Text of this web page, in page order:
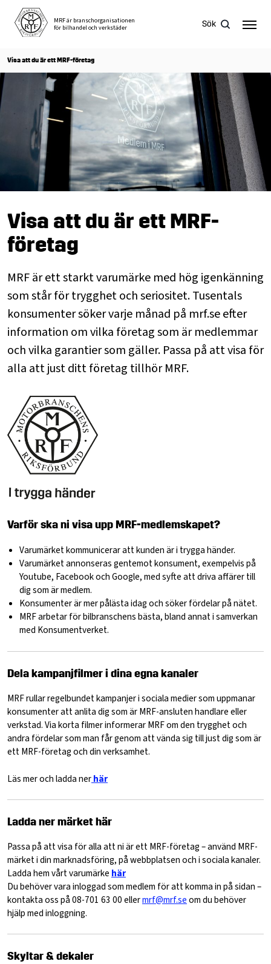
content
MRF är branschorganisationen
för bilhandel och verkstäder
Sök
efter:
Sök
Visa att du är ett MRF-företag
Visa att du är ett MRF-
företag
MRF är ett starkt varumärke med hög igenkänning
som står för trygghet och seriositet. Tusentals
konsumenter söker varje månad på mrf.se efter
information om vilka företag som är medlemmar
och vilka garantier som gäller. Passa på att visa för
alla att just ditt företag tillhör MRF.
Varför ska ni visa upp MRF-medlemskapet?
Varumärket kommunicerar att kunden är i trygga händer.
Varumärket annonseras gentemot konsument, exempelvis på
Youtube, Facebook och Google, med syfte att driva affärer till
dig som är medlem.
Konsumenter är mer pålästa idag och söker fördelar på nätet.
MRF arbetar för bilbranschens bästa, bland annat i samverkan
med Konsumentverket.
Dela kampanjfilmer i dina egna kanaler
MRF rullar regelbundet kampanjer i sociala medier som uppmanar
konsumenter att anlita dig som är MRF-ansluten handlare eller
verkstad. Via korta filmer informerar MRF om den trygghet och
andra fördelar som man får genom att vända sig till just dig som är
ett MRF-företag och din verksamhet.
Läs mer och ladda nerhär
Ladda ner märket här
Passa på att visa för alla att ni är ett MRF-företag – använd MRF-
märket i din marknadsföring, på webbplatsen och i sociala kanaler.
Ladda hem vårt varumärkehär
Du behöver vara inloggad som medlem för att komma in på sidan –
kontakta oss på 08-701 63 00 ellermrf@mrf.seom du behöver
hjälp med inloggning.
Skyltar & dekaler